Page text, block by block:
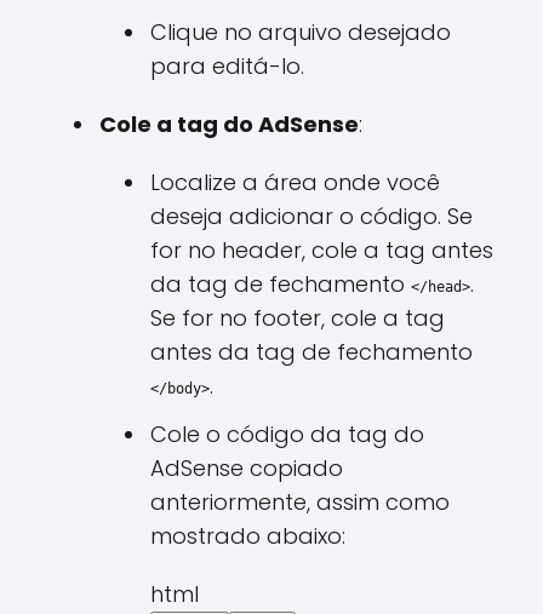
Clique no arquivo desejado
para editá-lo.
Cole a tag do AdSense:
Localize a área onde você
deseja adicionar o código. Se
for no header, cole a tag antes
da tag de fechamento </head>.
Se for no footer, cole a tag
antes da tag de fechamento
</body>.
Cole o código da tag do
AdSense copiado
anteriormente, assim como
mostrado abaixo:
html